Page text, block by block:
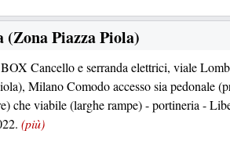
Piazza Piola)
Cancello e serranda elettrici, viale
Milano Comodo accesso sia pedonale
che viabile (larghe rampe) - portineria -
(più)